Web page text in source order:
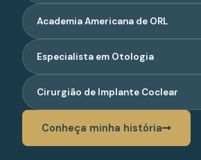
Academia Americana de ORL
Especialista em Otologia
Cirurgião de Implante Coclear
Conheça minha história